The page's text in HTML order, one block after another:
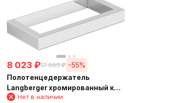
8 023 ₽17 660 ₽ -55%
Полотенцедержатель
Langberger хромированный к
стене одинарный 22 см 30038A
Нет в наличии